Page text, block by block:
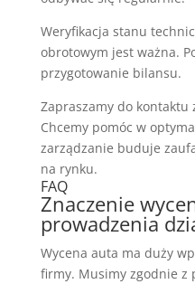
Weryfikacja stanu
obrotowym jest ważna.
przygotowanie bilansu.
Zapraszamy do kontaktu
Chcemy pomóc w
zarządzanie buduje
na rynku.
FAQ
Znaczenie
prowadzenia
Wycena auta ma duży
firmy. Musimy zgodnie z